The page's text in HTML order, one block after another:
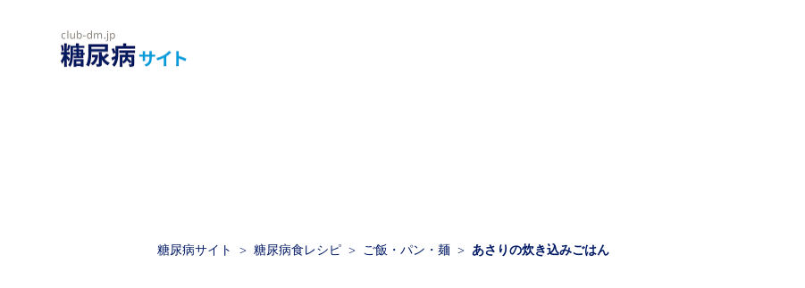
糖尿病サイト 糖尿病食レシピ ご飯・パン・麺 あさりの炊き込みごはん